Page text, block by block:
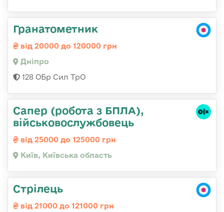
Гранатометник
від 20000 до 120000 грн
Дніпро
128 ОБр Сил ТрО
Сапер (робота з БПЛА),
військовослужбовець
від 25000 до 125000 грн
Київ, Київська область
Стрілець
від 21000 до 121000 грн